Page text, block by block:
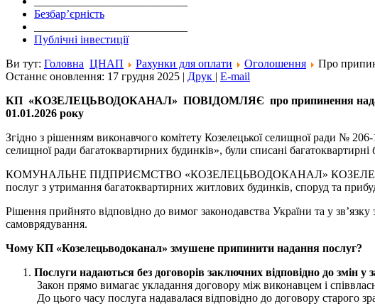
Безбар’єрність
Публічні інвестиції
Ви тут: Головна ЦНАП Рахунки для оплати Оголошення
Про
Останнє оновлення: 17 грудня 2025 | Друк | E-mail
КП «КОЗЕЛЕЦЬВОДОКАНАЛ» ПОВІДОМЛЯЄ про припинення
01.01.2026 року
Згідно з рішенням виконавчого комітету Козелецької селищної ради №
селищної ради багатоквартирних будинків», були списані
КОМУНАЛЬНЕ ПІДПРИЄМСТВО «КОЗЕЛЕЦЬВОДОКАНАЛ» КОЗЕЛЕЦЬКОЇ
послуг з утримання багатоквартирних житлових будинків, споруд та
Рішення прийнято відповідно до вимог законодавства України та у
самоврядування.
Чому КП «Козелецьводоканал» змушене припинити надання послуг?
Послуги надаються без договорів заключних відповідно до змін у
Закон прямо вимагає укладання договору між виконавцем і
До цього часу послуга надавалася відповідно до договору старого